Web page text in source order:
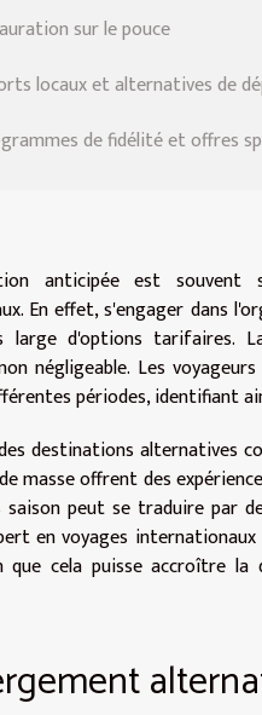
sur le pouce
locaux et alternatives de
de fidélité et offres
anticipée est souvent
En effet, s'engager dans
large d'options tarifaires.
négligeable. Les
périodes, identifiant
destinations alternatives
masse offrent des
saison peut se traduire par
en voyages
que cela puisse accroître